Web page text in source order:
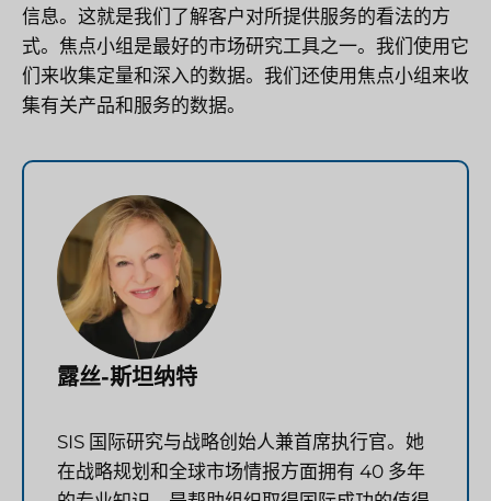
信息。这就是我们了解客户对所提供服务的看法的方
式。焦点小组是最好的市场研究工具之一。我们使用它
们来收集定量和深入的数据。我们还使用焦点小组来收
集有关产品和服务的数据。
露丝-斯坦纳特
SIS 国际研究与战略创始人兼首席执行官。她
在战略规划和全球市场情报方面拥有 40 多年